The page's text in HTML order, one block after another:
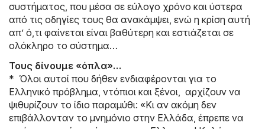
συστήματος, που μέσα σε εύλογο χρόνο και ύστερα
από τις οδηγίες τους θα ανακάμψει, ενώ η κρίση αυτή
απ’ ό,τι φαίνεται είναι βαθύτερη και εστιάζεται σε
ολόκληρο το σύστημα…
Τους δίνουμε «όπλα»…
* Όλοι αυτοί που δήθεν ενδιαφέρονται για το
Ελληνικό πρόβλημα, ντόπιοι και ξένοι, αρχίζουν να
ψιθυρίζουν το ίδιο παραμύθι: «Κι αν ακόμη δεν
επιβάλλονταν το μνημόνιο στην Ελλάδα, έπρεπε να